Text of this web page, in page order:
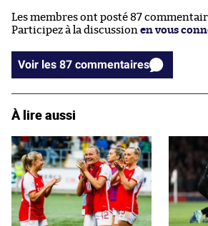
Les membres ont posté 87
Participez à la discussion en vous
Voir les 87 commentaires
À lire aussi